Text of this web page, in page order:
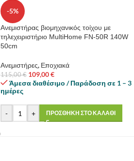
-5%
Ανεμιστήρας βιομηχανικός τοίχου με
τηλεχειριστήριο MultiHome FN-50R 140W
50cm
Ανεμιστήρες, Εποχιακά
115,00€ 109,00€
Άμεσα διαθέσιμο / Παράδοση σε 1 – 3
ημέρες
- + ΠΡΟΣΘΗΚΗ ΣΤΟ ΚΑΛΑΘΙ